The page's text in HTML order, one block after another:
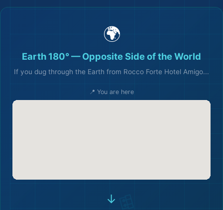
🌍
Earth 180° — Opposite Side of the World
If you dug through the Earth from Rocco Forte Hotel Amigo...
📍 You are here
→